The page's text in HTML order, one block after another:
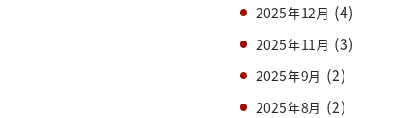
2025年12月 (4)
2025年11月 (3)
2025年9月 (2)
2025年8月 (2)